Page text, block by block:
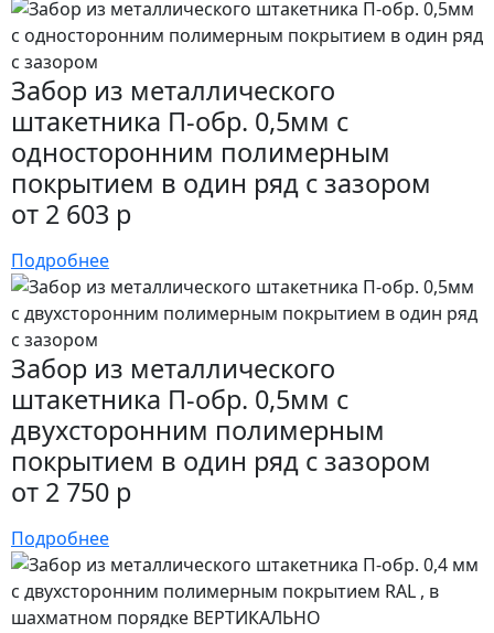
Забор из металлического
штакетника П-обр. 0,5мм с
односторонним полимерным
покрытием в один ряд с зазором
от 2 603 р
Подробнее
Забор из металлического
штакетника П-обр. 0,5мм с
двухсторонним полимерным
покрытием в один ряд с зазором
от 2 750 р
Подробнее